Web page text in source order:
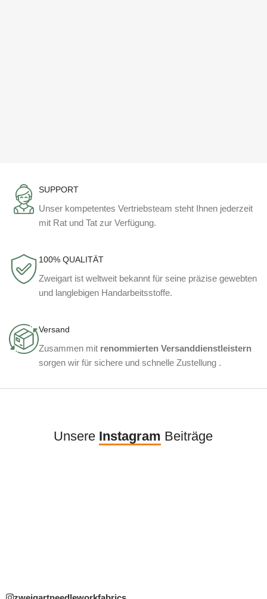
SUPPORT
Unser kompetentes Vertriebsteam steht Ihnen jederzeit
mit Rat und Tat zur Verfügung.
100% QUALITÄT
Zweigart ist weltweit bekannt für seine präzise gewebten
und langlebigen Handarbeitsstoffe.
Versand
Zusammen mit renommierten Versanddienstleistern
sorgen wir für sichere und schnelle Zustellung .
Unsere Instagram Beiträge